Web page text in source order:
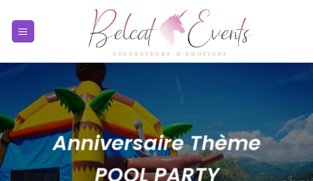
contenu
Anniversaire Thème
POOL PARTY